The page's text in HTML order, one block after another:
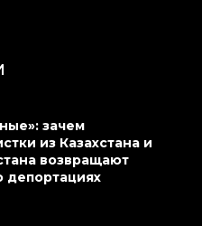
зачем
из Казахстана и
возвращают
депортациях